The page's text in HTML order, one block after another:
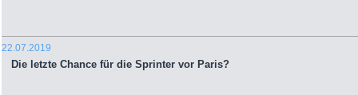
22.07.2019
Die letzte Chance für die Sprinter vor Paris?